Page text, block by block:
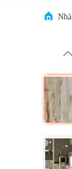
Nhà